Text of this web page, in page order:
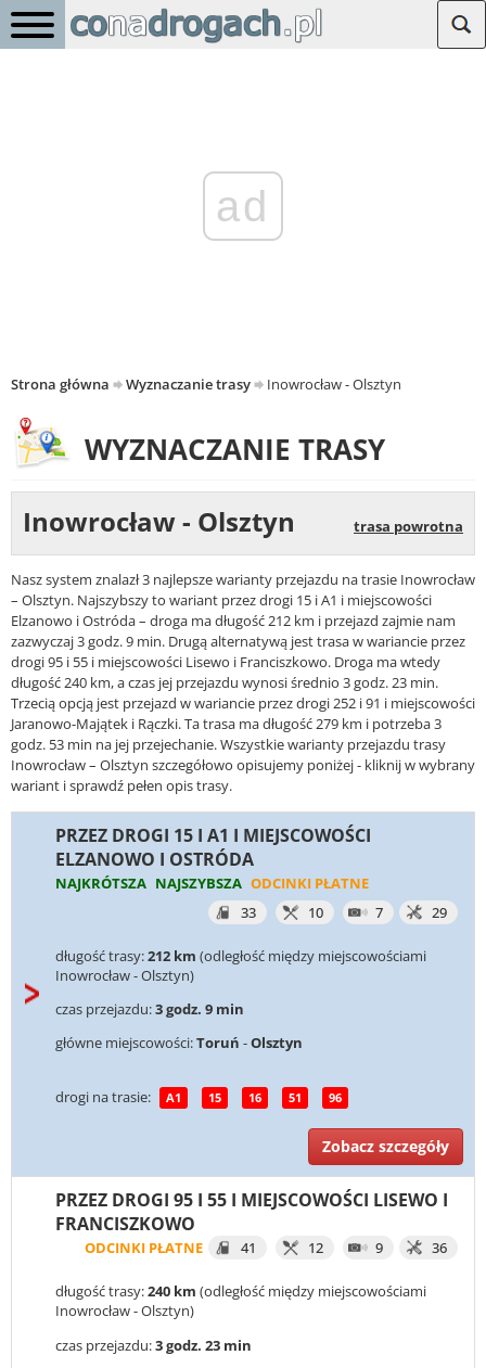
ad
Strona główna Wyznaczanie trasy Inowrocław - Olsztyn
WYZNACZANIE TRASY
Inowrocław - Olsztyn trasa powrotna
Nasz system znalazł 3 najlepsze warianty przejazdu na trasie Inowrocław
– Olsztyn. Najszybszy to wariant przez drogi 15 i A1 i miejscowości
Elzanowo i Ostróda – droga ma długość 212 km i przejazd zajmie nam
zazwyczaj 3 godz. 9 min. Drugą alternatywą jest trasa w wariancie przez
drogi 95 i 55 i miejscowości Lisewo i Franciszkowo. Droga ma wtedy
długość 240 km, a czas jej przejazdu wynosi średnio 3 godz. 23 min.
Trzecią opcją jest przejazd w wariancie przez drogi 252 i 91 i miejscowości
Jaranowo-Majątek i Rączki. Ta trasa ma długość 279 km i potrzeba 3
godz. 53 min na jej przejechanie. Wszystkie warianty przejazdu trasy
Inowrocław – Olsztyn szczegółowo opisujemy poniżej - kliknij w wybrany
wariant i sprawdź pełen opis trasy.
PRZEZ DROGI 15 I A1 I MIEJSCOWOŚCI
ELZANOWO I OSTRÓDA
NAJKRÓTSZA NAJSZYBSZA ODCINKI PŁATNE
33
10 7 29
długość trasy:212 km (odległość między miejscowościami
Inowrocław - Olsztyn)
czas przejazdu:3 godz. 9 min
główne miejscowości:Toruń -Olsztyn
drogi na trasie: A1 15 16 51 96
Zobacz szczegóły
PRZEZ DROGI 95 I 55 I MIEJSCOWOŚCI LISEWO I
FRANCISZKOWO
ODCINKI PŁATNE 41 12 9 36
długość trasy:240 km (odległość między miejscowościami
Inowrocław - Olsztyn)
czas przejazdu:3 godz. 23 min